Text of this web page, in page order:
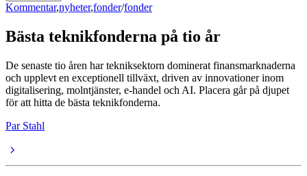
Kommentar,nyheter,fonder/fonder
Bästa teknikfonderna på tio år
De senaste tio åren har tekniksektorn dominerat finansmarknaderna
och upplevt en exceptionell tillväxt, driven av innovationer inom
digitalisering, molntjänster, e-handel och AI. Placera går på djupet
för att hitta de bästa teknikfonderna.
Par Stahl